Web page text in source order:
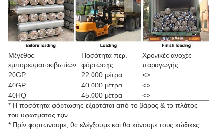
Μέγεθος
εμπορευματοκιβωτίων
Ποσότητα περ.
φόρτωσης
Χρονικές ανοχές
παραγωγής
20GP
22.000 μέτρα
<>
40GP
40.000 μέτρα
<>
40HQ
45.000 μέτρα
<>
* Η ποσότητα φόρτωσης εξαρτάται από το βάρος & το πλάτος
του υφάσματος τζιν.
* Πρίν φορτώνουμε, θα ελέγξουμε και θα κάνουμε τους κώδικες